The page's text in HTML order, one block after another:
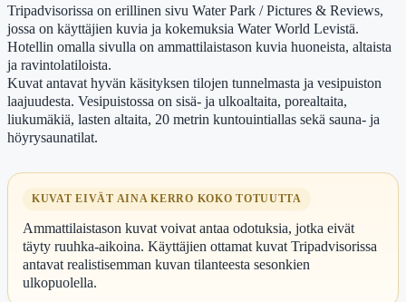
Tripadvisorissa on erillinen sivu Water Park / Pictures & Reviews,
jossa on käyttäjien kuvia ja kokemuksia Water World Levistä.
Hotellin omalla sivulla on ammattilaistason kuvia huoneista, altaista
ja ravintolatiloista.
Kuvat antavat hyvän käsityksen tilojen tunnelmasta ja vesipuiston
laajuudesta. Vesipuistossa on sisä- ja ulkoaltaita, porealtaita,
liukumäkiä, lasten altaita, 20 metrin kuntouintiallas sekä sauna- ja
höyrysaunatilat.
KUVAT EIVÄT AINA KERRO KOKO TOTUUTTA
Ammattilaistason kuvat voivat antaa odotuksia, jotka eivät
täyty ruuhka-aikoina. Käyttäjien ottamat kuvat Tripadvisorissa
antavat realistisemman kuvan tilanteesta sesonkien
ulkopuolella.